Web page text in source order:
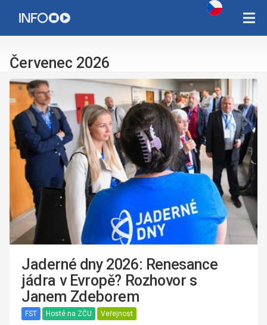
Červenec 2026
Jaderné dny 2026: Renesance
jádra v Evropě? Rozhovor s
Janem Zdeborem
FST Hosté na ZČU Veřejnost
Copyright Západočeská univerzita v Plzni 2015 - 2026,